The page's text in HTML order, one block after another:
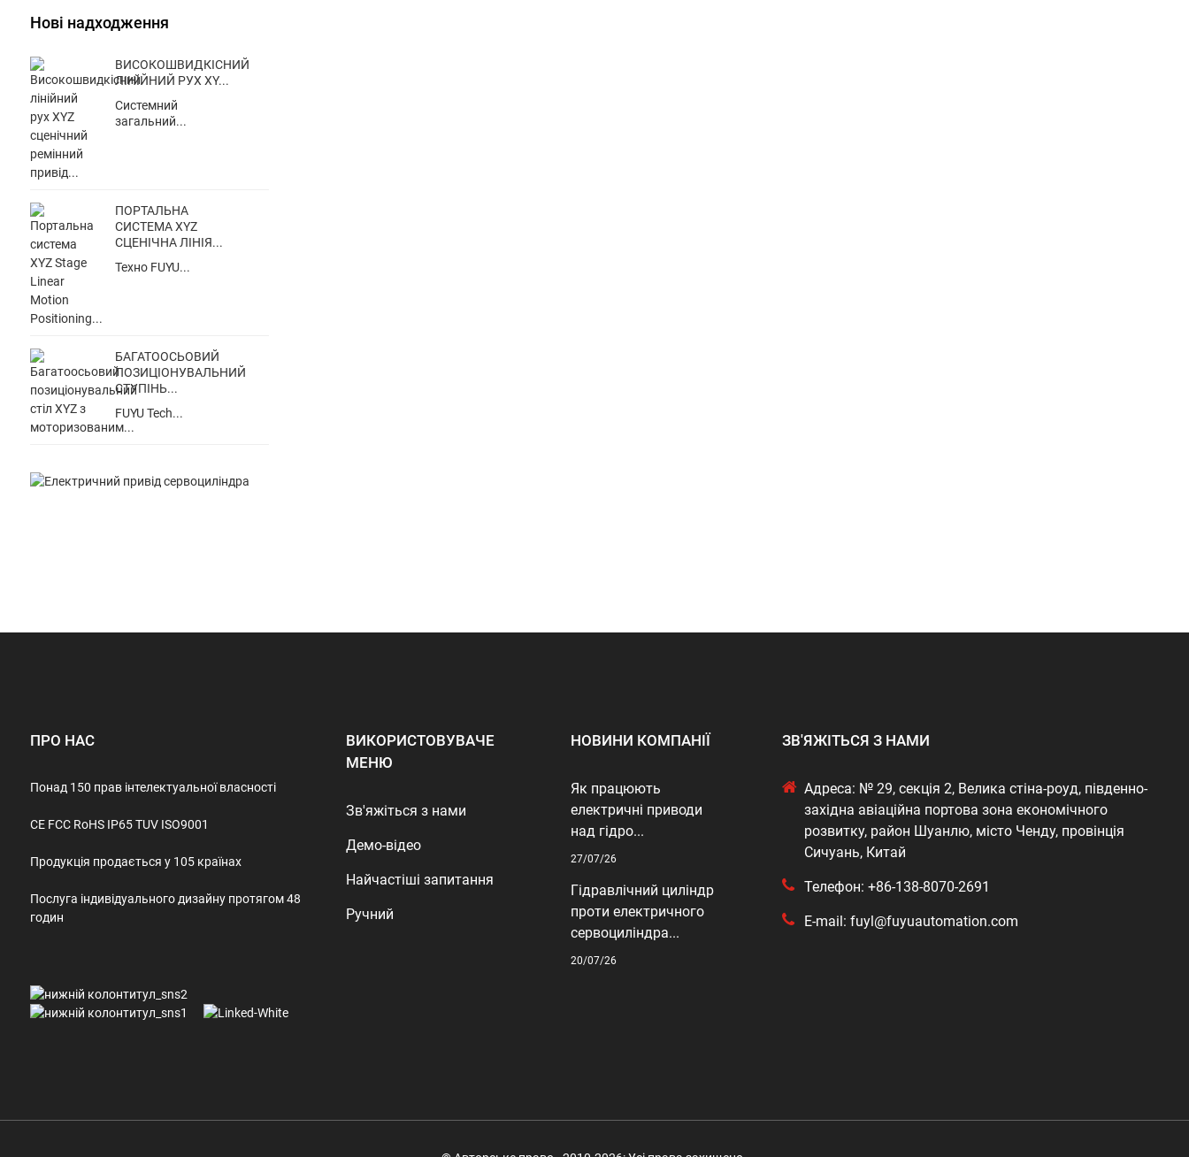
Нові надходження
ВИСОКОШВИДКІСНИЙ
ЛІНІЙНИЙ РУХ XY...
Системний
загальний...
ПОРТАЛЬНА
СИСТЕМА XYZ
СЦЕНІЧНА ЛІНІЯ...
Техно FUYU...
БАГАТООСЬОВИЙ
ПОЗИЦІОНУВАЛЬНИЙ
СТУПІНЬ...
FUYU Tech...
ПРО НАС
Понад 150 прав інтелектуальної власності
CE FCC RoHS IP65 TUV ISO9001
Продукція продається у 105 країнах
Послуга індивідуального дизайну протягом 48
годин
ВИКОРИСТОВУВАЧЕ
МЕНЮ
Зв'яжіться з нами
Демо-відео
Найчастіші запитання
Ручний
НОВИНИ КОМПАНІЇ
Як працюють
електричні приводи
над гідро...
27/07/26
Гідравлічний циліндр
проти електричного
сервоциліндра...
20/07/26
ЗВ'ЯЖІТЬСЯ З НАМИ
Адреса: № 29, секція 2, Велика стіна-роуд, південно-
західна авіаційна портова зона економічного
розвитку, район Шуанлю, місто Ченду, провінція
Сичуань, Китай
Телефон: +86-138-8070-2691
E-mail: fuyl@fuyuautomation.com